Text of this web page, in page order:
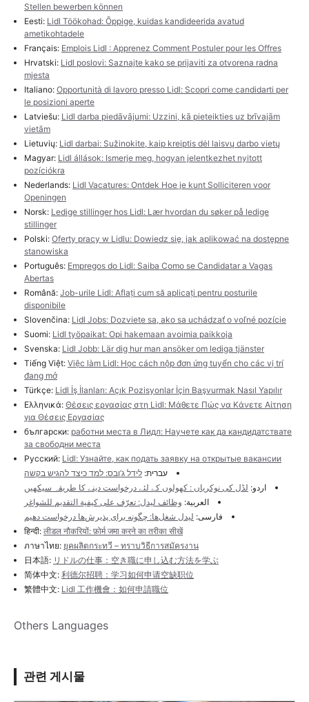
Stellen bewerben können
Eesti: Lidl Töökohad: Õppige, kuidas kandideerida avatud
ametikohtadele
Français: Emplois Lidl : Apprenez Comment Postuler pour les Offres
Hrvatski: Lidl poslovi: Saznajte kako se prijaviti za otvorena radna
mjesta
Italiano: Opportunità di lavoro presso Lidl: Scopri come candidarti per
le posizioni aperte
Latviešu: Lidl darba piedāvājumi: Uzzini, kā pieteikties uz brīvajām
vietām
Lietuvių: Lidl darbai: Sužinokite, kaip kreiptis dėl laisvų darbo vietų
Magyar: Lidl állások: Ismerje meg, hogyan jelentkezhet nyitott
pozíciókra
Nederlands: Lidl Vacatures: Ontdek Hoe je kunt Solliciteren voor
Openingen
Norsk: Ledige stillinger hos Lidl: Lær hvordan du søker på ledige
stillinger
Polski: Oferty pracy w Lidlu: Dowiedz się, jak aplikować na dostępne
stanowiska
Português: Empregos do Lidl: Saiba Como se Candidatar a Vagas
Abertas
Română: Job-urile Lidl: Aflați cum să aplicați pentru posturile
disponibile
Slovenčina: Lidl Jobs: Dozviete sa, ako sa uchádzať o voľné pozície
Suomi: Lidl työpaikat: Opi hakemaan avoimia paikkoja
Svenska: Lidl Jobb: Lär dig hur man ansöker om lediga tjänster
Tiếng Việt: Việc làm Lidl: Học cách nộp đơn ứng tuyển cho các vị trí
đang mở
Türkçe: Lidl İş İlanları: Açık Pozisyonlar İçin Başvurmak Nasıl Yapılır
Ελληνικά: Θέσεις εργασίας στη Lidl: Μάθετε Πώς να Κάνετε Αίτηση
για Θέσεις Εργασίας
български: работни места в Лидл: Научете как да кандидатствате
за свободни места
Русский: Lidl: Узнайте, как подать заявку на открытые вакансии
עברית: לידל ג’ובס: למד כיצד להגיש בקשה
اردو: لڈل کی نوکریاں : کھولوں کے لئے درخواست دینے کا طریقہ سیکھیں
العربية: وظائف ليدل: تعرّف على كيفية التقديم للشواغر
فارسی: لیدل شغل‌ها: چگونه برای پذیرش‌ها درخواست دهیم
हिन्दी: लीडल नौकरियों: फ़ोर्म जमा करने का तरीका सीखें
ภาษาไทย: ยุคผลิตกระทวี – ทราบวิธีการสมัครงาน
日本語: リドルの仕事：空き職に申し込む方法を学ぶ
简体中文: 利德尔招聘：学习如何申请空缺职位
繁體中文: Lidl 工作機會：如何申請職位
Others Languages
관련 게시물